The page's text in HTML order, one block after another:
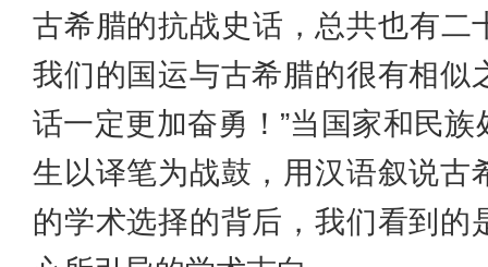
古希腊的抗战史话，总共也有
我们的国运与古希腊的很有相似
话一定更加奋勇！”当国家和民
生以译笔为战鼓，用汉语叙说古
的学术选择的背后，我们看到的